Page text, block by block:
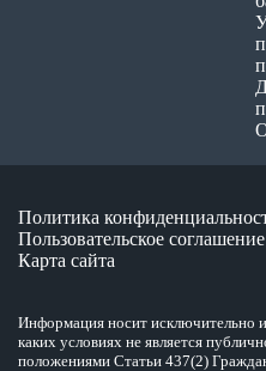
Политика
Пользовательское соглашение
Карта сайта
Информация носит исключительно
каких условиях не является
положениями Статьи 437(2)